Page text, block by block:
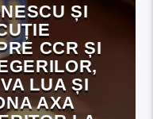
ȘI
CCR ȘI
LUA ȘI
AXA